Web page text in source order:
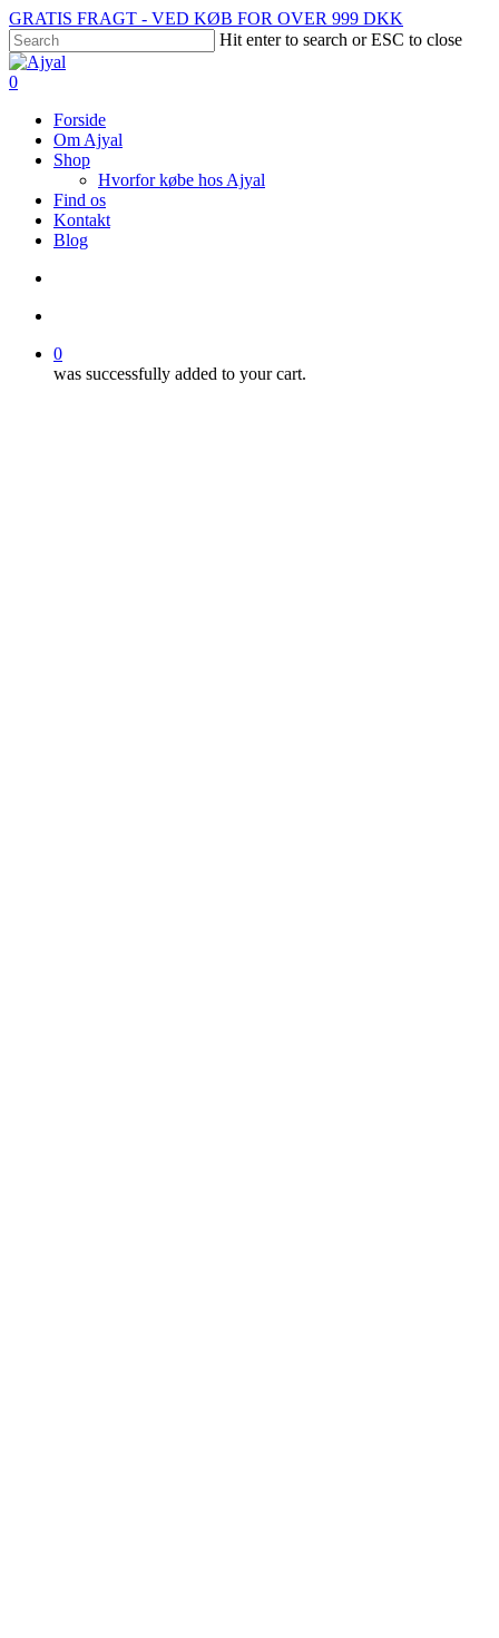
Skip
to
main
content
GRATIS FRAGT - VED KØB FOR OVER 999 DKK
Hit enter to search or ESC to close
Close
Search
search
account
0
Forside
Om Ajyal
Shop
Hvorfor købe hos Ajyal
Find os
Kontakt
Blog
0
was successfully added to your cart.